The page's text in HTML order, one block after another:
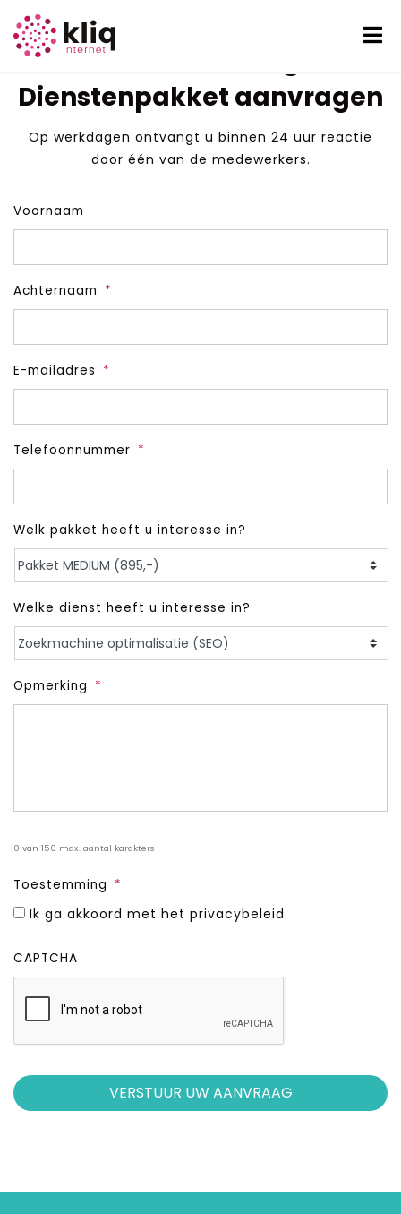
Pakket aanvragen
Dienstenpakket aanvragen
Op werkdagen ontvangt u binnen 24 uur reactie
door één van de medewerkers.
Voornaam
Achternaam *
E-mailadres *
Telefoonnummer *
Welk pakket heeft u interesse in?
Welke dienst heeft u interesse in?
Opmerking *
0 van 150 max. aantal karakters
Toestemming *
Ik ga akkoord met het privacybeleid.
CAPTCHA